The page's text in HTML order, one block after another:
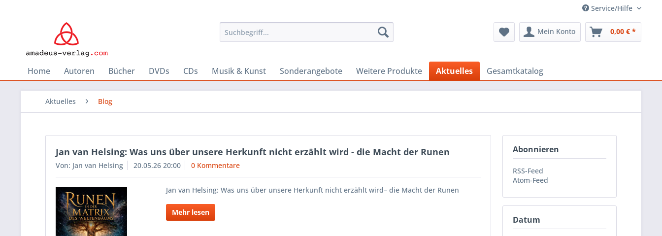
Service/Hilfe
Mein Konto 0,00 € *
Home Autoren Bücher DVDs CDs Musik & Kunst Sonderangebote Weitere Produkte Aktuelles Gesamtkatalog
Aktuelles Blog
Abonnieren
RSS-Feed
Atom-Feed
Datum
Jan van Helsing: Was uns über unsere Herkunft nicht erzählt wird - die Macht der Runen
Von: Jan van Helsing 20.05.26 20:00 0 Kommentare
Jan van Helsing: Was uns über unsere Herkunft nicht erzählt wird– die Macht der Runen
Mehr lesen